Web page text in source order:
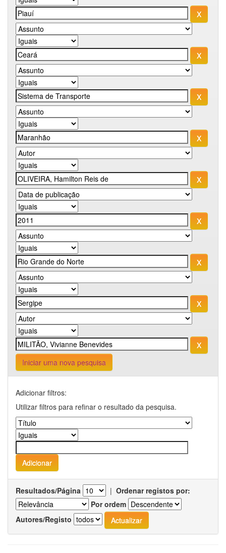
Iniciar uma nova pesquisa
Adicionar filtros:
Utilizar filtros para refinar o resultado da pesquisa.
Resultados/Página | Ordenar registos por:
Por ordem
Autores/Registo